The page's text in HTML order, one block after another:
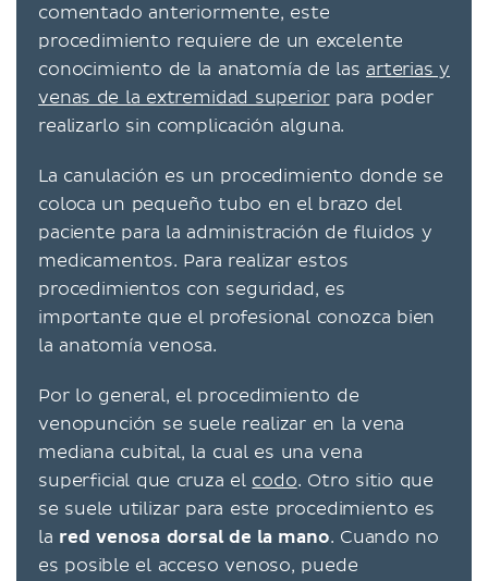
comentado anteriormente, este
procedimiento requiere de un excelente
conocimiento de la anatomía de las arterias y
venas de la extremidad superiorpara poder
realizarlo sin complicación alguna.
La canulación es un procedimiento donde se
coloca un pequeño tubo en el brazo del
paciente para la administración de fluidos y
medicamentos. Para realizar estos
procedimientos con seguridad, es
importante que el profesional conozca bien
la anatomía venosa.
Por lo general, el procedimiento de
venopunción se suele realizar en la vena
mediana cubital, la cual es una vena
superficial que cruza el codo. Otro sitio que
se suele utilizar para este procedimiento es
la red venosa dorsal de la mano. Cuando no
es posible el acceso venoso, puede